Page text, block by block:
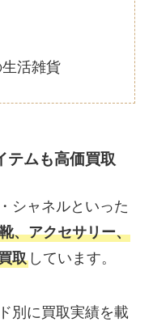
活雑貨
テムも高価買取
シャネルといった
、アクセサリー、
取 しています。
別に買取実績を載